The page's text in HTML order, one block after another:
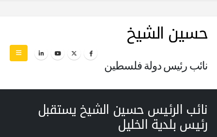
حسين الشيخ
نائب رئيس دولة فلسطين
نائب الرئيس حسين الشيخ يستقبل
رئيس بلدية الخليل